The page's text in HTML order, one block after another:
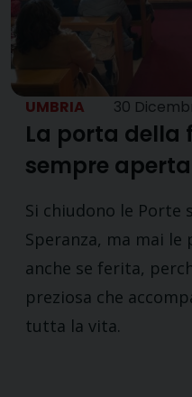
UMBRIA 30
La porta della
sempre aperta
Si chiudono le Porte
Speranza, ma mai
anche se ferita,
preziosa che
tutta la vita.